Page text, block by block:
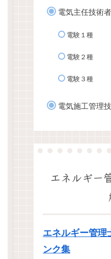
電気主任技術
電験１種
電験２種
電験３種
電気施工管理
エネルギー
エネルギー管理
ンク集